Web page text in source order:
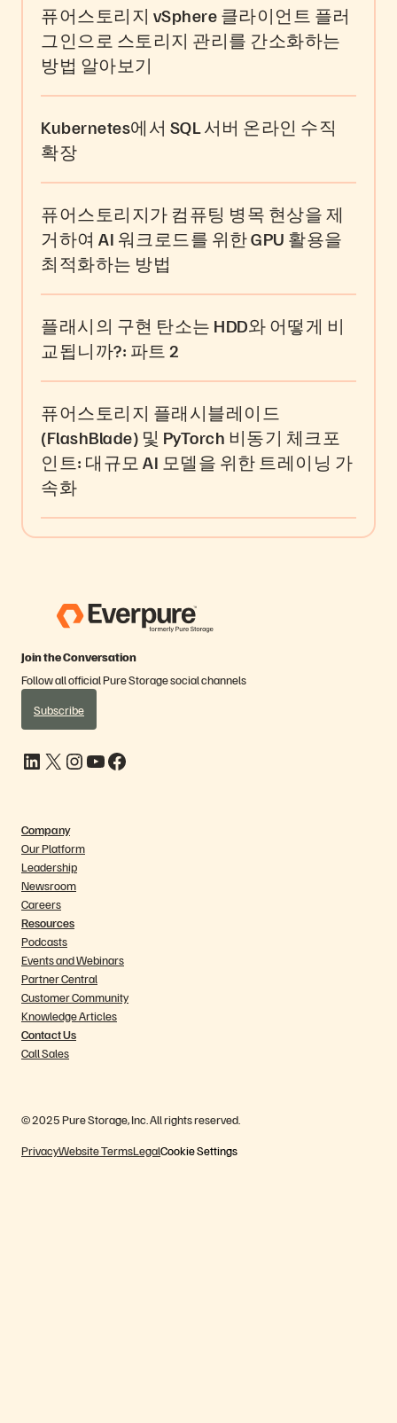
퓨어스토리지 vSphere 클라이언트 플러
그인으로 스토리지 관리를 간소화하는
방법 알아보기
Kubernetes에서 SQL 서버 온라인 수직
확장
퓨어스토리지가 컴퓨팅 병목 현상을 제
거하여 AI 워크로드를 위한 GPU 활용을
최적화하는 방법
플래시의 구현 탄소는 HDD와 어떻게 비
교됩니까?: 파트 2
퓨어스토리지 플래시블레이드
(FlashBlade) 및 PyTorch 비동기 체크포
인트: 대규모 AI 모델을 위한 트레이닝 가
속화
Join the Conversation
Follow all official Pure Storage social channels
Subscribe
LinkedIn X Instagram YouTube Facebook
Company
Our Platform
Leadership
Newsroom
Careers
Resources
Podcasts
Events and Webinars
Partner Central
Customer Community
Knowledge Articles
Contact Us
Call Sales
© 2025 Pure Storage, Inc. All rights reserved.
PrivacyWebsite TermsLegalCookie Settings